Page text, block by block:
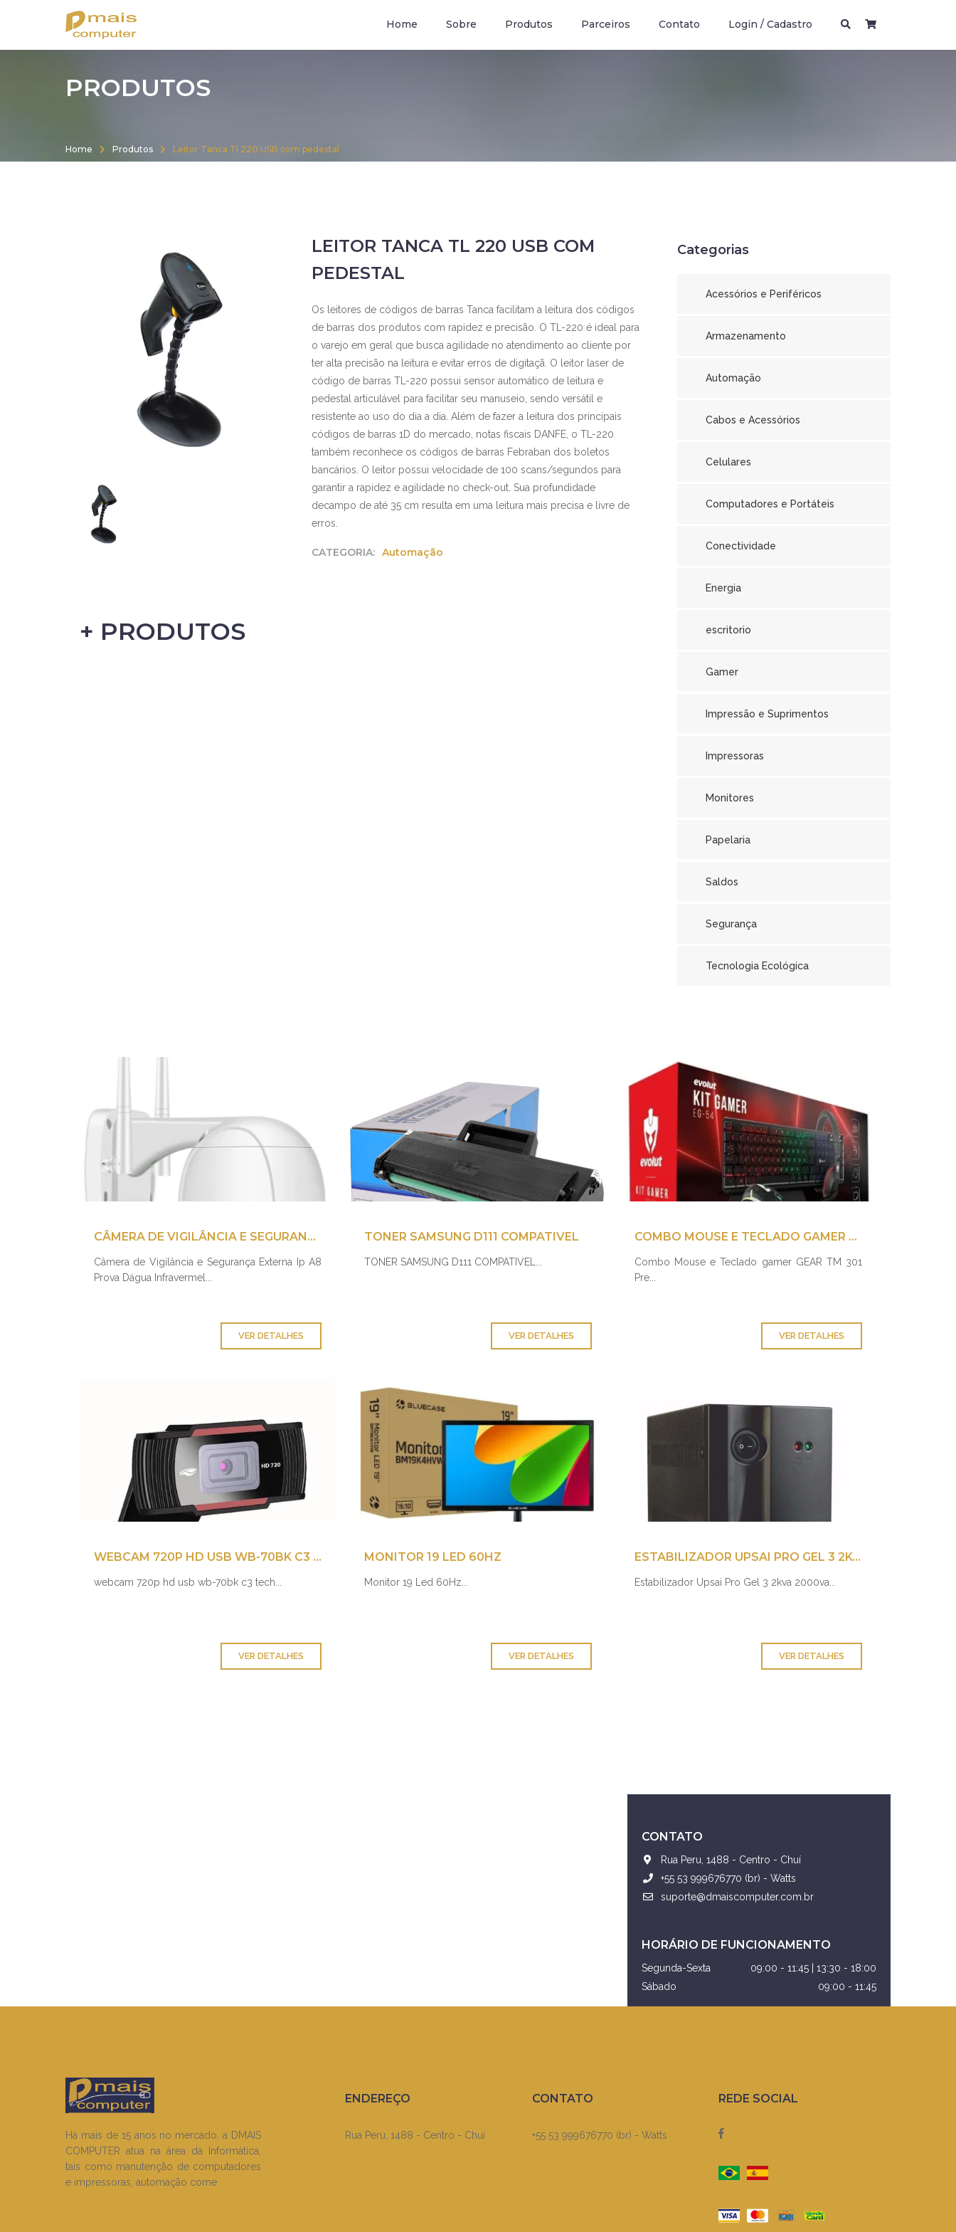
Rua Peru, 1488 - Centro - Chuí
Home Sobre Produtos Parceiros Contato Login / Cadastro
PRODUTOS
Home Produtos Leitor Tanca Tl 220 USB com pedestal
LEITOR TANCA TL 220 USB COM
PEDESTAL
Os leitores de códigos de barras Tanca facilitam a leitura dos códigos
de barras dos produtos com rapidez e precisão. O TL-220 é ideal para
o varejo em geral que busca agilidade no atendimento ao cliente por
ter alta precisão na leitura e evitar erros de digitaçã. O leitor laser de
código de barras TL-220 possui sensor automático de leitura e
pedestal articulável para facilitar seu manuseio, sendo versátil e
resistente ao uso do dia a dia. Além de fazer a leitura dos principais
códigos de barras 1D do mercado, notas fiscais DANFE, o TL-220
também reconhece os códigos de barras Febraban dos boletos
bancários. O leitor possui velocidade de 100 scans/segundos para
garantir a rapidez e agilidade no check-out. Sua profundidade
decampo de até 35 cm resulta em uma leitura mais precisa e livre de
erros.
CATEGORIA: Automação
Categorias
Acessórios e Periféricos
Armazenamento
Automação
Cabos e Acessórios
Celulares
Computadores e Portáteis
Conectividade
Energia
escritorio
Gamer
Impressão e Suprimentos
Impressoras
Monitores
Papelaria
Saldos
Segurança
Tecnologia Ecológica
+ PRODUTOS
CÂMERA DE VIGILÂNCIA E SEGURANÇA EXTERNA IP A8 PROVA DÁGUA INFRAVERMEL
Câmera de Vigilância e Segurança Externa Ip A8
Prova Dágua Infravermel...
VER DETALHES
TONER SAMSUNG D111 COMPATIVEL
TONER SAMSUNG D111 COMPATIVEL...
VER DETALHES
COMBO MOUSE E TECLADO GAMER GEAR TM 301 PRE
Combo Mouse e Teclado gamer GEAR TM 301
Pre...
VER DETALHES
WEBCAM 720P HD USB WB-70BK C3 TECH
webcam 720p hd usb wb-70bk c3 tech...
VER DETALHES
MONITOR 19 LED 60HZ
Monitor 19 Led 60Hz...
VER DETALHES
ESTABILIZADOR UPSAI PRO GEL 3 2KVA 2000VA
Estabilizador Upsai Pro Gel 3 2kva 2000va...
VER DETALHES
CONTATO
Rua Peru, 1488 - Centro - Chuí
+55 53 999676770 (br) - Watts
suporte@dmaiscomputer.com.br
HORÁRIO DE FUNCIONAMENTO
Segunda-Sexta
09:00 - 11:45 | 13:30 - 18:00
Sábado
09:00 - 11:45
Há mais de 15 anos no mercado, a DMAIS
COMPUTER atua na área da Informática,
tais como manutenção de computadores
e impressoras, automação come
ENDEREÇO
Rua Peru, 1488 - Centro - Chuí
CONTATO
+55 53 999676770 (br) - Watts
REDE SOCIAL